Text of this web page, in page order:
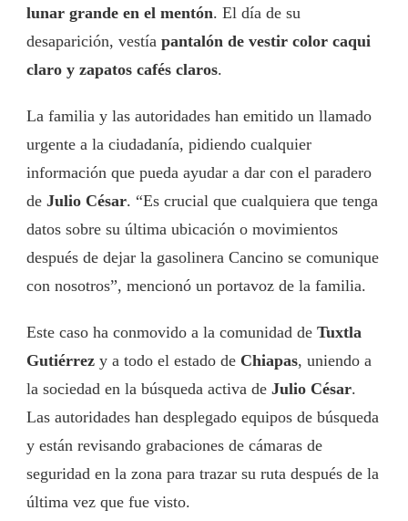
lunar grande en el mentón. El día de su
desaparición, vestía pantalón de vestir color caqui
claro y zapatos cafés claros.
La familia y las autoridades han emitido un llamado
urgente a la ciudadanía, pidiendo cualquier
información que pueda ayudar a dar con el paradero
de Julio César. “Es crucial que cualquiera que tenga
datos sobre su última ubicación o movimientos
después de dejar la gasolinera Cancino se comunique
con nosotros”, mencionó un portavoz de la familia.
Este caso ha conmovido a la comunidad de Tuxtla
Gutiérrez y a todo el estado de Chiapas, uniendo a
la sociedad en la búsqueda activa de Julio César.
Las autoridades han desplegado equipos de búsqueda
y están revisando grabaciones de cámaras de
seguridad en la zona para trazar su ruta después de la
última vez que fue visto.